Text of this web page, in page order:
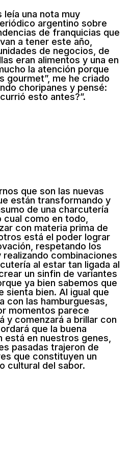
leía una nota muy
argentino sobre
de franquicias que
a tener este año,
de negocios, de
eran alimentos y una en
la atención porque
gourmet”, me he criado
choripanes y pensé:
esto antes?”.
que son las nuevas
están transformando y
de una charcutería
cual como en todo,
con materia prima de
está el poder lograr
respetando los
combinaciones
al estar tan ligada al
un sinfin de variantes
ya bien sabemos que
sienta bien. Al igual que
con las hamburguesas,
momentos parece
y comenzará a brillar con
que la buena
está en nuestros genes,
pasadas trajeron de
que constituyen un
cultural del sabor.